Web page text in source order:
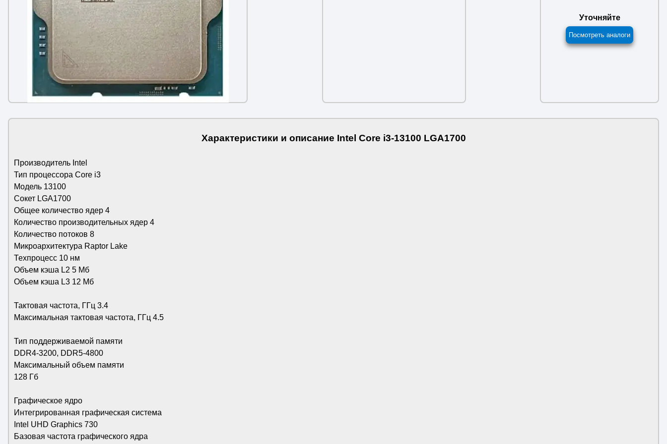
Уточняйте
Посмотреть аналоги
Характеристики и описание Intel Core i3-13100 LGA1700
Производитель Intel
Тип процессора Core i3
Модель 13100
Сокет LGA1700
Общее количество ядер 4
Количество производительных ядер 4
Количество потоков 8
Микроархитектура Raptor Lake
Техпроцесс 10 нм
Объем кэша L2 5 Мб
Объем кэша L3 12 Мб
Тактовая частота, ГГц 3.4
Максимальная тактовая частота, ГГц 4.5
Тип поддерживаемой памяти
DDR4-3200, DDR5-4800
Максимальный объем памяти
128 Гб
Графическое ядро
Интегрированная графическая система
Intel UHD Graphics 730
Базовая частота графического ядра